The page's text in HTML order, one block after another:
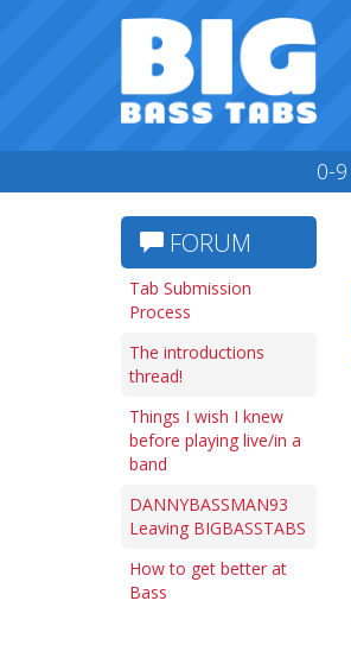
0-9
FORUM
Tab Submission
Process
The introductions
thread!
Things I wish I knew
before playing live/in a
band
DANNYBASSMAN93
Leaving BIGBASSTABS
How to get better at
Bass